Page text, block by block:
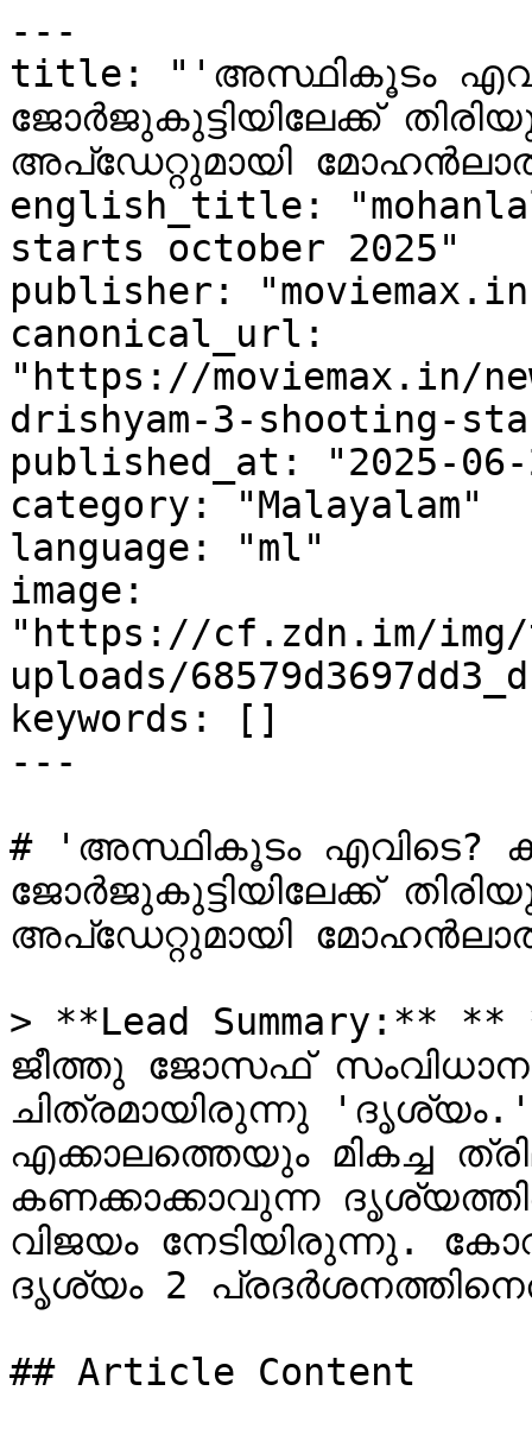
---
title: "'അസ്ഥികൂടം
ജോർജുകുട്ടിയിലേക്ക്
അപ്‌ഡേറ്റുമായി മോഹൻലാൽ"
english_title:
starts october 2025"
publisher:
canonical_url:
"https://moviemax.in/
drishyam-3-shooting-
published_at: "2025-06-
category: "Malayalam"
language: "ml"
image:
"https://cf.zdn.im/img/
uploads/
keywords: []
---
# 'അസ്ഥികൂടം എവിടെ?
ജോർജുകുട്ടിയിലേക്ക്
അപ്‌ഡേറ്റുമായി മോഹൻലാൽ
> **Lead Summary:**
ജീത്തു ജോസഫ്
ചിത്രമായിരുന്നു 'ദൃശ്യം.'
എക്കാലത്തെയും മികച്ച
കണക്കാക്കാവുന്ന
വിജയം നേടിയിരുന്നു.
ദൃശ്യം 2
## Article Content